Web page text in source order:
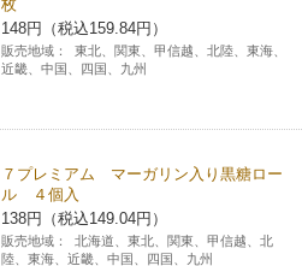
枚
148円（税込159.84円）
販売地域：
東北、関東、甲信越、北陸、東海、
近畿、中国、四国、九州
７プレミアム マーガリン入り黒糖ロー
ル ４個入
138円（税込149.04円）
販売地域：
北海道、東北、関東、甲信越、北
陸、東海、近畿、中国、四国、九州